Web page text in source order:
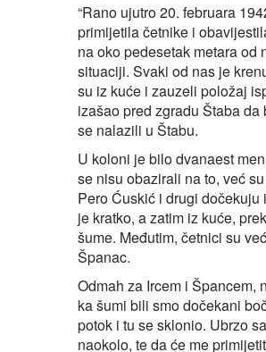
“Rano ujutro 20. februara
primijetila četnike i
na oko pedesetak metara od
situaciji. Svaki od nas je
su iz kuće i zauzeli položaj
izašao pred zgradu Štaba
se nalazili u Štabu.
U koloni je bilo dvanaest
se nisu obazirali na to, već
Pero Ćuskić i drugi
je kratko, a zatim iz kuće,
šume. Međutim, četnici su
Španac.
Odmah za Ircem i Špancem,
ka šumi bili smo dočekani
potok i tu se sklonio. Ubrzo
naokolo, te da će me